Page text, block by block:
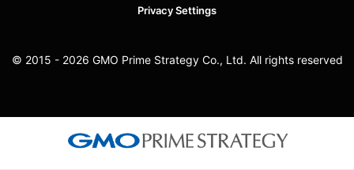
Privacy Settings
© 2015 - 2026 GMO Prime Strategy Co., Ltd. All rights reserved